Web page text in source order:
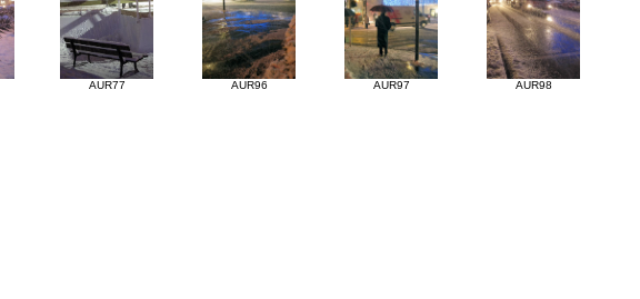
AUR77 AUR96 AUR97 AUR98